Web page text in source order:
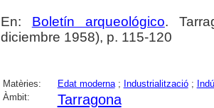
En: Boletín arqueológico.
diciembre 1958), p. 115-120
Matèries: Edat moderna; Industrialització;
Àmbit:
Tarragona